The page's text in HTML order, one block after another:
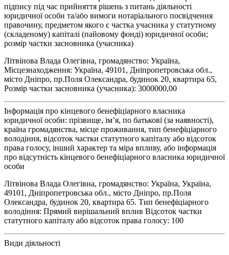
підпису під час прийняття рішень з питань діяльності
юридичної особи та/або вимоги нотаріального посвідчення
правочину, предметом якого є частка учасника у статутному
(складеному) капіталі (пайовому фонді) юридичної особи;
розмір частки засновника (учасника)
Літвінова Влада Олегівна, громадянство: Україна,
Місцезнаходження: Україна, 49101, Дніпропетровська обл.,
місто Дніпро, пр.Поля Олександра, будинок 20, квартира 65,
Розмір частки засновника (учасника): 3000000,00
Інформація про кінцевого бенефіціарного власника
юридичної особи: прізвище, ім’я, по батькові (за наявності),
країна громадянства, місце проживання, тип бенефіціарного
володіння, відсоток частки статутного капіталу або відсоток
права голосу, інший характер та міра впливу, або інформація
про відсутність кінцевого бенефіціарного власника юридичної
особи
Літвінова Влада Олегівна, громадянство: Україна, Україна,
49101, Дніпропетровська обл., місто Дніпро, пр.Поля
Олександра, будинок 20, квартира 65. Тип бенефіціарного
володіння: Прямий вирішальний вплив Відсоток частки
статутного капіталу або відсоток права голосу: 100
Види діяльності